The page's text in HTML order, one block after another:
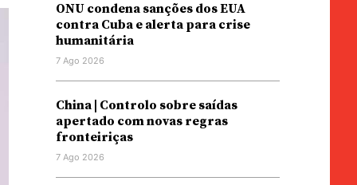
ONU condena sanções dos EUA
contra Cuba e alerta para crise
humanitária
7 Ago 2026
China | Controlo sobre saídas
apertado com novas regras
fronteiriças
7 Ago 2026